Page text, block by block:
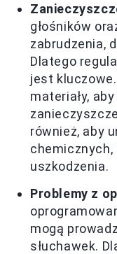
głośników
zabrudzenia,
Dlatego
jest
materiały,
również, aby
uszkodzenia.
Problemy z
mogą
słuchawek.